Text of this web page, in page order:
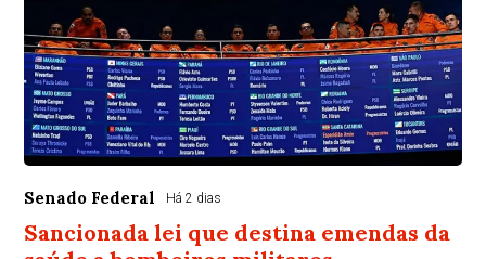
Senado Federal Há 2 dias
Sancionada lei que destina emendas da